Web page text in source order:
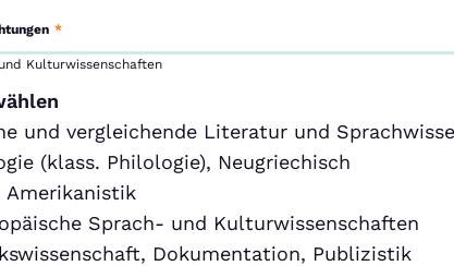
*
Kulturwissenschaften
und vergleichende Literatur und
(klass. Philologie), Neugriechisch
Sprach- und Kulturwissenschaften
Dokumentation, Publizistik